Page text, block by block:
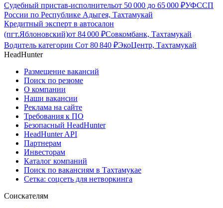
Судебный пристав-исполнительот 50 000 до 65 000 ₽УФССП
России по Республике Адыгея, Тахтамукай
Кредитный эксперт в автосалон
(пгт.Яблоновский)от 84 000 ₽Совкомбанк, Тахтамукай
Водитель категории Сот 80 840 ₽ЭкоЦентр, Тахтамукай
HeadHunter
Размещение вакансий
Поиск по резюме
О компании
Наши вакансии
Реклама на сайте
Требования к ПО
Безопасный HeadHunter
HeadHunter API
Партнерам
Инвесторам
Каталог компаний
Поиск по вакансиям в Тахтамукае
Сетка: соцсеть для нетворкинга
Соискателям